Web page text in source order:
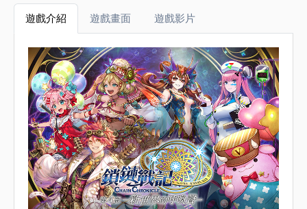
遊戲介紹 遊戲畫面 遊戲影片